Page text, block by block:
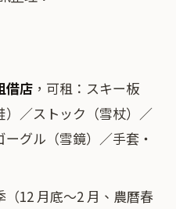
借店 ，可租：スキー板
）／ストック（雪杖）／
グル（雪鏡）／手套・
（12 月底〜2 月、農曆春